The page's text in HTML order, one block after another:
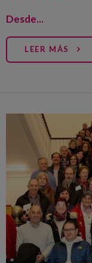
Desde...
LEER MÁS